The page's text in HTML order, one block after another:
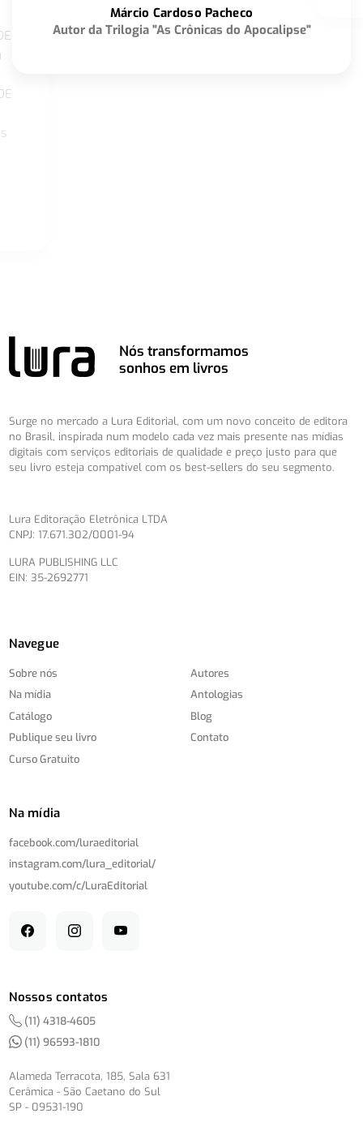
Márcio Cardoso Pacheco
Autor da Trilogia "As Crônicas do Apocalipse"
Nós transformamos
sonhos em livros
Surge no mercado a Lura Editorial, com um novo conceito de editora
no Brasil, inspirada num modelo cada vez mais presente nas mídias
digitais com serviços editoriais de qualidade e preço justo para que
seu livro esteja compatível com os best-sellers do seu segmento.
Lura Editoração Eletrônica LTDA
CNPJ: 17.671.302/0001-94
LURA PUBLISHING LLC
EIN: 35-2692771
Navegue
Sobre nós
Na mídia
Catálogo
Publique seu livro
Curso Gratuito
Autores
Antologias
Blog
Contato
Na mídia
facebook.com/luraeditorial
instagram.com/lura_editorial/
youtube.com/c/LuraEditorial
Nossos contatos
(11) 4318-4605
(11) 96593-1810
Alameda Terracota, 185, Sala 631
Cerâmica - São Caetano do Sul
SP - 09531-190